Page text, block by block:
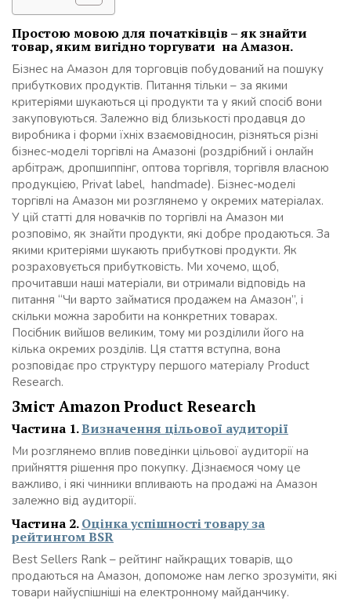
Простою мовою для початківців – як знайти
товар, яким вигідно торгувати на Амазон.
Бізнес на Амазон для торговців побудований на пошуку
прибуткових продуктів. Питання тільки – за якими
критеріями шукаються ці продукти та у який спосіб вони
закуповуються. Залежно від близькості продавця до
виробника і форми їхніх взаємовідносин, різняться різні
бізнес-моделі торгівлі на Амазоні (роздрібний і онлайн
арбітраж, дропшиппінг, оптова торгівля, торгівля власною
продукцією, Privat label, handmade). Бізнес-моделі
торгівлі на Амазон ми розглянемо у окремих матеріалах.
У цій статті для новачків по торгівлі на Амазон ми
розповімо, як знайти продукти, які добре продаються. За
якими критеріями шукають прибуткові продукти. Як
розраховується прибутковість. Ми хочемо, щоб,
прочитавши наші матеріали, ви отримали відповідь на
питання “Чи варто займатися продажем на Амазон”, і
скільки можна заробити на конкретних товарах.
Посібник вийшов великим, тому ми розділили його на
кілька окремих розділів. Ця стаття вступна, вона
розповідає про структуру першого матеріалу Product
Research.
Зміст Amazon Product Research
Частина 1.Визначення цільової аудиторії
Ми розглянемо вплив поведінки цільової аудиторії на
прийняття рішення про покупку. Дізнаємося чому це
важливо, і які чинники впливають на продажі на Амазон
залежно від аудиторії.
Частина 2.Оцінка успішності товару за
рейтингом BSR
Best Sellers Rank – рейтинг найкращих товарів, що
продаються на Амазон, допоможе нам легко зрозуміти, які
товари найуспішніші на електронному майданчику.